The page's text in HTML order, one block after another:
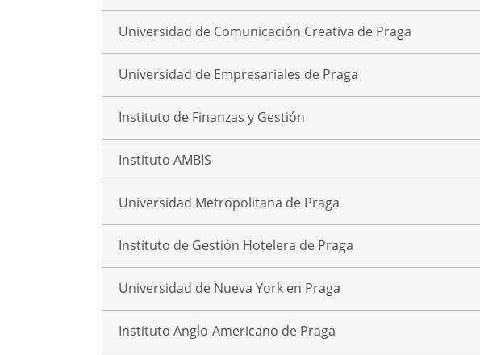
Universidad de Comunicación Creativa de Praga
Universidad de Empresariales de Praga
Instituto de Finanzas y Gestión
Instituto AMBIS
Universidad Metropolitana de Praga
Instituto de Gestión Hotelera de Praga
Universidad de Nueva York en Praga
Instituto Anglo-Americano de Praga